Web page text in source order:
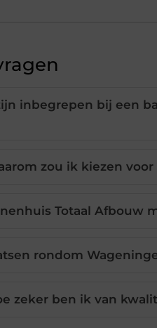
inbegrepen bij een
zou ik kiezen
Totaal Afbouw
rondom
zeker ben ik van